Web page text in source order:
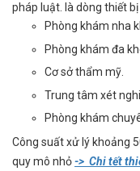
pháp luật. là dòng thiết
Phòng khám nha
Phòng khám đa
Cơ sở thẩm mỹ.
Trung tâm xét
Phòng khám
Công suất xử lý khoảng
quy mô nhỏ-> Chi tết